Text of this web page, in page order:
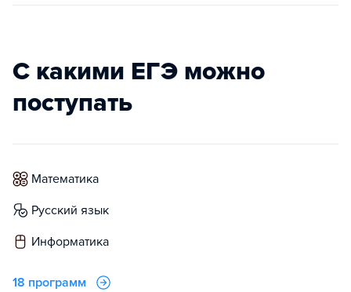
С какими ЕГЭ можно
поступать
математика
русский язык
информатика
18 программ